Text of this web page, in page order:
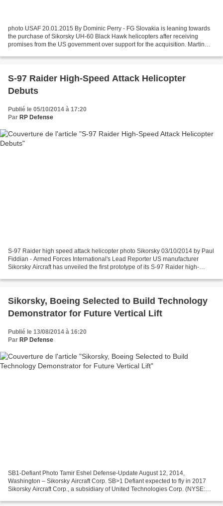
photo USAF 20.01.2015 By Dominic Perry - FG Slovakia is leaning towards
the purchase of Sikorsky UH-60 Black Hawk helicopters after receiving
promises from the US government over support for the acquisition. Martin
S-97 Raider High-Speed Attack Helicopter
Debuts
Publié le 05/10/2014 à 17:20
Par RP Defense
S-97 Raider high speed attack helicopter photo Sikorsky 03/10/2014 by Paul
Fiddian - Armed Forces International's Lead Reporter US manufacturer
Sikorsky Aircraft has unveiled the first prototype of its S-97 Raider high-
Sikorsky, Boeing Selected to Build Technology
Demonstrator for Future Vertical Lift
Publié le 13/08/2014 à 16:20
Par RP Defense
SB1-Defiant Photo Tamir Eshel Defense-Update August 12, 2014,
Washington – Sikorsky Aircraft Corp. SB>1 Defiant expected to fly in 2017
Sikorsky Aircraft Corp., a subsidiary of United Technologies Corp. (NYSE: